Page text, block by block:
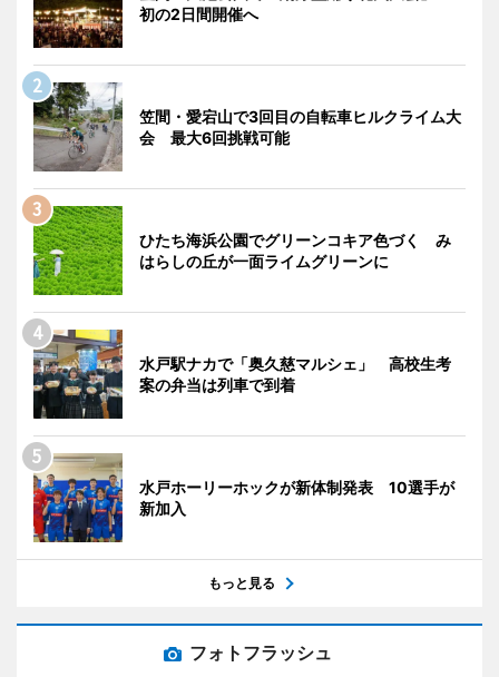
初の2日間開催へ
笠間・愛宕山で3回目の自転車ヒルクライム大
会 最大6回挑戦可能
ひたち海浜公園でグリーンコキア色づく み
はらしの丘が一面ライムグリーンに
水戸駅ナカで「奥久慈マルシェ」 高校生考
案の弁当は列車で到着
水戸ホーリーホックが新体制発表 10選手が
新加入
もっと見る
フォトフラッシュ